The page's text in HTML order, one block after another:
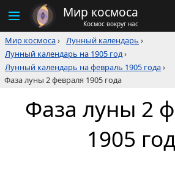
Мир космоса
Космос вокруг нас
Мир космоса› Лунный календарь ›
Лунный календарь на 1905 год›
Лунный календарь на февраль 1905 года›
Фаза луны 2 февраля 1905 года
Фаза луны 2
1905